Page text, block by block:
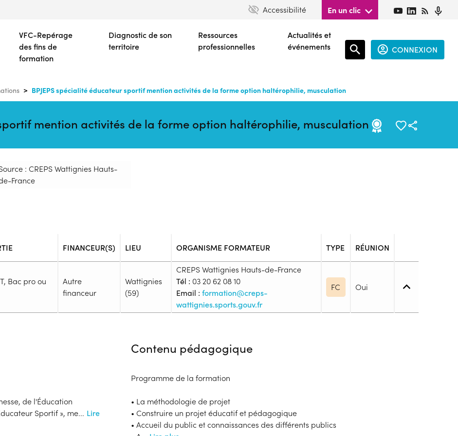
contenu
principal
Accessibilité En un clic
VFC-Repérage
des fins de
formation
Diagnostic de son
territoire
Ressources
professionnelles
Actualités et
événements
CONNEXION
guest
BPJEPS spécialité éducateur sportif mention activités de la forme option haltérophilie, musculation
mention activités de la forme option haltérophilie, musculation
: CREPS Wattignies Hauts-
France
FINANCEUR(S) LIEU ORGANISME FORMATEUR TYPE RÉUNION
Bac pro ou
Autre
financeur
Wattignies
(59)
CREPS Wattignies Hauts-de-France
Tél : 03 20 62 08 10
Email : formation@creps-
wattignies.sports.gouv.fr
FC Oui
Prérequis :
Avoir acquis les TEP "tests d'exigences préalables" Avoir réussi les tests de
Premiers Secours Citoyen (PSC) ou diplômes équivalents délivrés dans les 10
médical de non contre-indication à la pratique et à l’encadrement des activités
de la forme datant de moins d’un an (Cf. rubrique 13 : pièces à fournir) Certificat
de participation à la journée d’appel de préparation à la défense pour les
de l'Éducation
Sportif », me... Lire
Contenu pédagogique
Programme de la formation
• La méthodologie de projet
• Construire un projet éducatif et pédagogique
• Accueil du public et connaissances des différents publics